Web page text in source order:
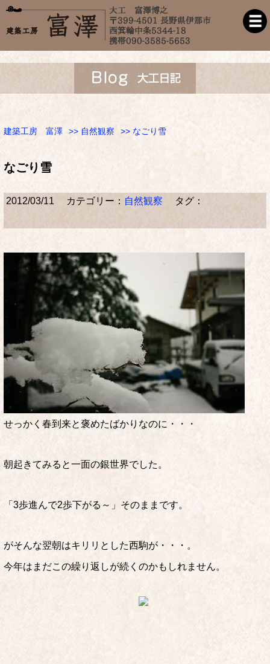
建築工房 富澤 >> 自然観察 >> なごり雪
なごり雪
2012/03/11 カテゴリー： 自然観察 タグ：
せっかく春到来と褒めたばかりなのに・・・
朝起きてみると一面の銀世界でした。
「3歩進んで2歩下がる～」そのままです。
がそんな翌朝はキリリとした西駒が・・・。
今年はまだこの繰り返しが続くのかもしれません。